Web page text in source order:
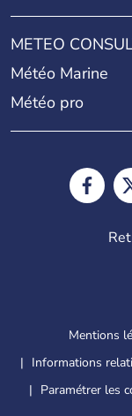
METEO
Météo Marine
Météo pro
Mentions
Informations
Paramétrer les